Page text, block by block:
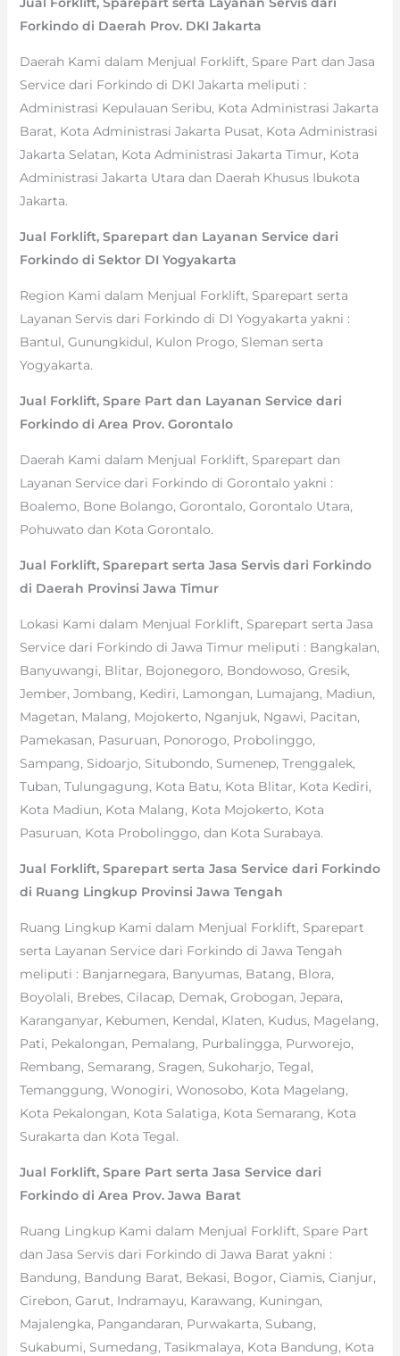
Forkindo di Daerah Prov. DKI Jakarta
Daerah Kami dalam Menjual Forklift, Spare Part dan Jasa
Service dari Forkindo di DKI Jakarta meliputi :
Administrasi Kepulauan Seribu, Kota Administrasi Jakarta
Barat, Kota Administrasi Jakarta Pusat, Kota Administrasi
Jakarta Selatan, Kota Administrasi Jakarta Timur, Kota
Administrasi Jakarta Utara dan Daerah Khusus Ibukota
Jakarta.
Jual Forklift, Sparepart dan Layanan Service dari
Forkindo di Sektor DI Yogyakarta
Region Kami dalam Menjual Forklift, Sparepart serta
Layanan Servis dari Forkindo di DI Yogyakarta yakni :
Bantul, Gunungkidul, Kulon Progo, Sleman serta
Yogyakarta.
Jual Forklift, Spare Part dan Layanan Service dari
Forkindo di Area Prov. Gorontalo
Daerah Kami dalam Menjual Forklift, Sparepart dan
Layanan Service dari Forkindo di Gorontalo yakni :
Boalemo, Bone Bolango, Gorontalo, Gorontalo Utara,
Pohuwato dan Kota Gorontalo.
Jual Forklift, Sparepart serta Jasa Servis dari Forkindo
di Daerah Provinsi Jawa Timur
Lokasi Kami dalam Menjual Forklift, Sparepart serta Jasa
Service dari Forkindo di Jawa Timur meliputi : Bangkalan,
Banyuwangi, Blitar, Bojonegoro, Bondowoso, Gresik,
Jember, Jombang, Kediri, Lamongan, Lumajang, Madiun,
Magetan, Malang, Mojokerto, Nganjuk, Ngawi, Pacitan,
Pamekasan, Pasuruan, Ponorogo, Probolinggo,
Sampang, Sidoarjo, Situbondo, Sumenep, Trenggalek,
Tuban, Tulungagung, Kota Batu, Kota Blitar, Kota Kediri,
Kota Madiun, Kota Malang, Kota Mojokerto, Kota
Pasuruan, Kota Probolinggo, dan Kota Surabaya.
Jual Forklift, Sparepart serta Jasa Service dari Forkindo
di Ruang Lingkup Provinsi Jawa Tengah
Ruang Lingkup Kami dalam Menjual Forklift, Sparepart
serta Layanan Service dari Forkindo di Jawa Tengah
meliputi : Banjarnegara, Banyumas, Batang, Blora,
Boyolali, Brebes, Cilacap, Demak, Grobogan, Jepara,
Karanganyar, Kebumen, Kendal, Klaten, Kudus, Magelang,
Pati, Pekalongan, Pemalang, Purbalingga, Purworejo,
Rembang, Semarang, Sragen, Sukoharjo, Tegal,
Temanggung, Wonogiri, Wonosobo, Kota Magelang,
Kota Pekalongan, Kota Salatiga, Kota Semarang, Kota
Surakarta dan Kota Tegal.
Jual Forklift, Spare Part serta Jasa Service dari
Forkindo di Area Prov. Jawa Barat
Ruang Lingkup Kami dalam Menjual Forklift, Spare Part
dan Jasa Servis dari Forkindo di Jawa Barat yakni :
Bandung, Bandung Barat, Bekasi, Bogor, Ciamis, Cianjur,
Cirebon, Garut, Indramayu, Karawang, Kuningan,
Majalengka, Pangandaran, Purwakarta, Subang,
Sukabumi, Sumedang, Tasikmalaya, Kota Bandung, Kota